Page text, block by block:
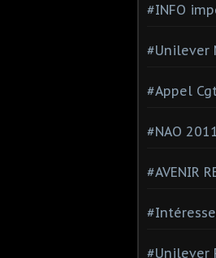
#INFO
#Unilever
#Appel
#NAO 2011
#AVENIR
#Unilever